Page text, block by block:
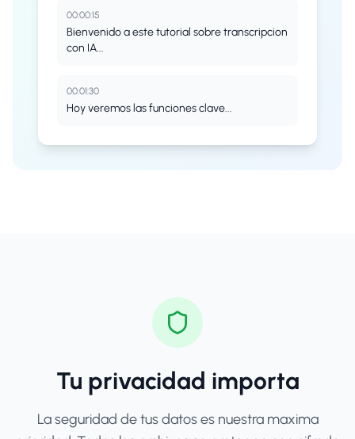
00:00:15
Bienvenido a este tutorial sobre transcripcion
con IA...
00:01:30
Hoy veremos las funciones clave...
Tu privacidad importa
La seguridad de tus datos es nuestra maxima